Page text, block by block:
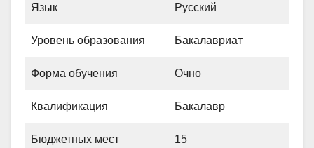
Язык Русский
Уровень образования Бакалавриат
Форма обучения Очно
Квалификация Бакалавр
Бюджетных мест 15